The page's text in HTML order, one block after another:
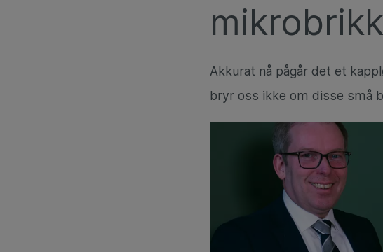
Akkurat nå pågår det et
bryr oss ikke om disse små